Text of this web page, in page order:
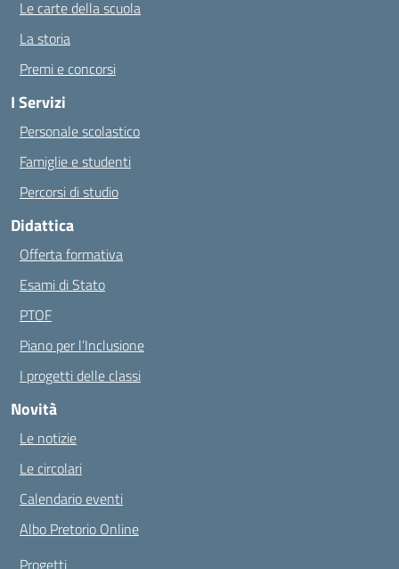
Le carte della scuola
La storia
Premi e concorsi
I Servizi
Personale scolastico
Famiglie e studenti
Percorsi di studio
Didattica
Offerta formativa
Esami di Stato
PTOF
Piano per l’Inclusione
I progetti delle classi
Novità
Le notizie
Le circolari
Calendario eventi
Albo Pretorio Online
Progetti